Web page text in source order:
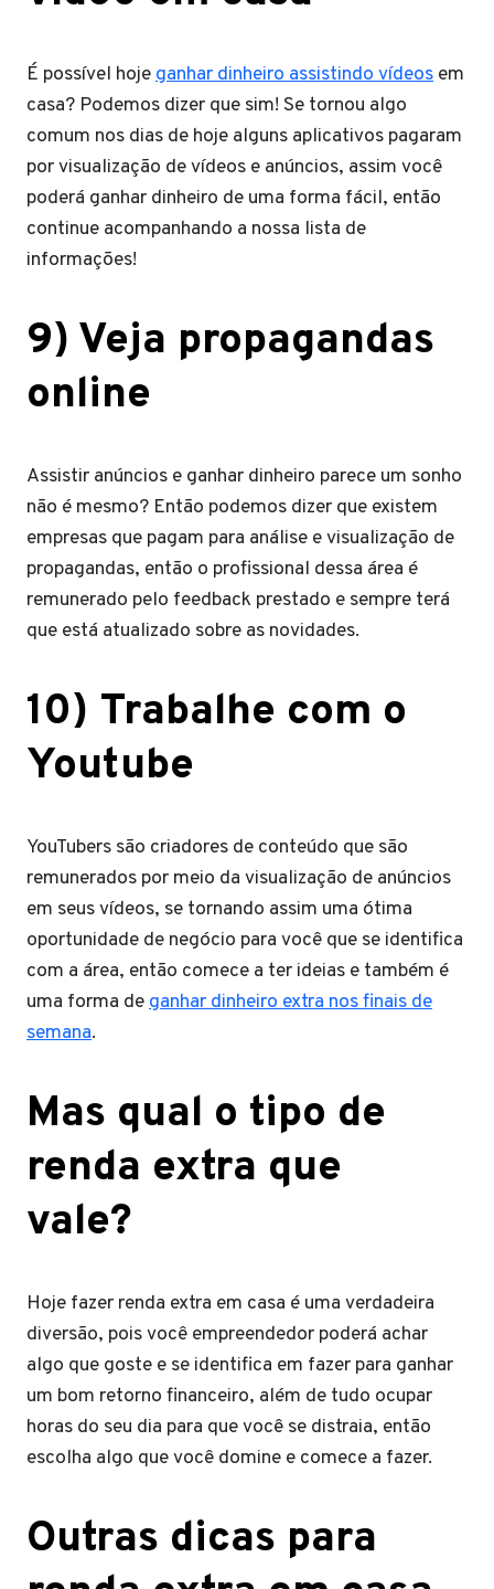
É possível hojeganhar dinheiro assistindo vídeos em
casa? Podemos dizer que sim! Se tornou algo
comum nos dias de hoje alguns aplicativos pagaram
por visualização de vídeos e anúncios, assim você
poderá ganhar dinheiro de uma forma fácil, então
continue acompanhando a nossa lista de
informações!
9) Veja propagandas
online
Assistir anúncios e ganhar dinheiro parece um sonho
não é mesmo? Então podemos dizer que existem
empresas que pagam para análise e visualização de
propagandas, então o profissional dessa área é
remunerado pelo feedback prestado e sempre terá
que está atualizado sobre as novidades.
10) Trabalhe com o
Youtube
YouTubers são criadores de conteúdo que são
remunerados por meio da visualização de anúncios
em seus vídeos, se tornando assim uma ótima
oportunidade de negócio para você que se identifica
com a área, então comece a ter ideias e também é
uma forma deganhar dinheiro extra nos finais de
semana.
Mas qual o tipo de
renda extra que
vale?
Hoje fazer renda extra em casa é uma verdadeira
diversão, pois você empreendedor poderá achar
algo que goste e se identifica em fazer para ganhar
um bom retorno financeiro, além de tudo ocupar
horas do seu dia para que você se distraia, então
escolha algo que você domine e comece a fazer.
Outras dicas para